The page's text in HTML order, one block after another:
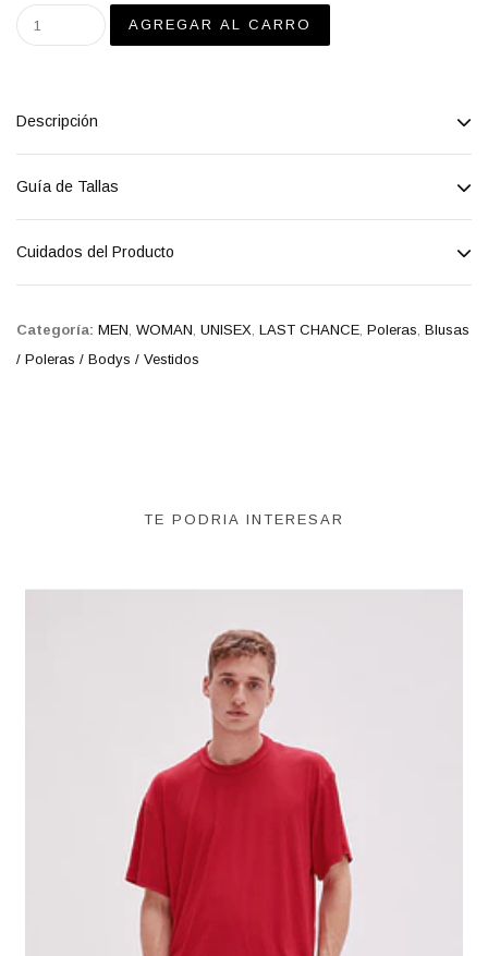
Descripción
Guía de Tallas
Cuidados del Producto
Categoría: MEN, WOMAN, UNISEX, LAST CHANCE, Poleras, Blusas
/ Poleras / Bodys / Vestidos
TE PODRIA INTERESAR